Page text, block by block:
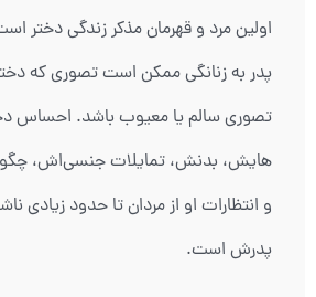
اولین مرد و قهرمان مذکر زندگی دختر
پدر به زنانگی ممکن است تصوری که
تصوری سالم یا معیوب باشد. احساس
هایش، بدنش، تمایلات جنسی‌اش،
و انتظارات او از مردان تا حدود زیادی
پدرش است.